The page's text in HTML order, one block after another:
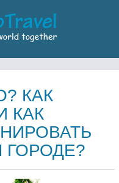
КАК
КАК